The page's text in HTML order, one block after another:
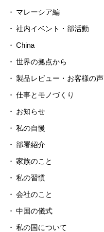
マレーシア編
社内イベント・部活動
China
世界の拠点から
製品レビュー・お客様の声
仕事とモノづくり
お知らせ
私の自慢
部署紹介
家族のこと
私の習慣
会社のこと
中国の儀式
私の国について